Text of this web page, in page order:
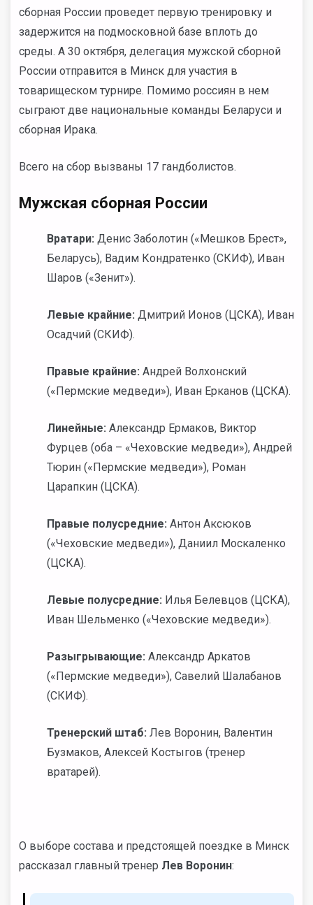
сборная России проведет первую тренировку и
задержится на подмосковной базе вплоть до
среды. А 30 октября, делегация мужской сборной
России отправится в Минск для участия в
товарищеском турнире. Помимо россиян в нем
сыграют две национальные команды Беларуси и
сборная Ирака.
Всего на сбор вызваны 17 гандболистов.
Мужская сборная России
Вратари: Денис Заболотин («Мешков Брест»,
Беларусь), Вадим Кондратенко (СКИФ), Иван
Шаров («Зенит»).
Левые крайние: Дмитрий Ионов (ЦСКА), Иван
Осадчий (СКИФ).
Правые крайние: Андрей Волхонский
(«Пермские медведи»), Иван Ерканов (ЦСКА).
Линейные: Александр Ермаков, Виктор
Фурцев (оба – «Чеховские медведи»), Андрей
Тюрин («Пермские медведи»), Роман
Царапкин (ЦСКА).
Правые полусредние: Антон Аксюков
(«Чеховские медведи»), Даниил Москаленко
(ЦСКА).
Левые полусредние: Илья Белевцов (ЦСКА),
Иван Шельменко («Чеховские медведи»).
Разыгрывающие: Александр Аркатов
(«Пермские медведи»), Савелий Шалабанов
(СКИФ).
Тренерский штаб: Лев Воронин, Валентин
Бузмаков, Алексей Костыгов (тренер
вратарей).
О выборе состава и предстоящей поездке в Минск
рассказал главный тренер Лев Воронин: